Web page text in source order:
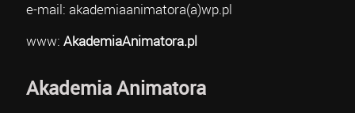
e-mail: akademiaanimatora(a)wp.pl
www: AkademiaAnimatora.pl
Akademia Animatora